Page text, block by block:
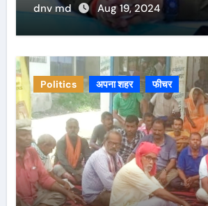
dnv md Aug 19, 2024
Politics अपना शहर फीचर